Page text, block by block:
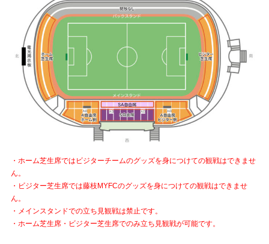
・ホーム芝生席ではビジターチームのグッズを身につけての観戦はできませ
ん。
・ビジター芝生席では藤枝MYFCのグッズを身につけての観戦はできませ
ん。
・メインスタンドでの立ち見観戦は禁止です。
・ホーム芝生席・ビジター芝生席でのみ立ち見観戦が可能です。